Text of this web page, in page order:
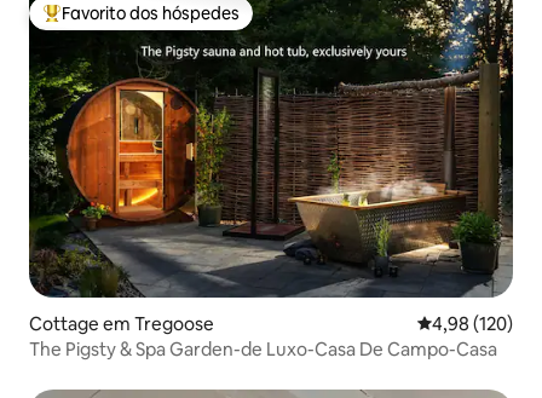
Favoritos dos hóspedes mais apreciados
Favorito dos hóspedes
Cottage em Tregoose Classificação
4,98 (120)
The Pigsty & Spa Garden-de Luxo-Casa De Campo-Casa